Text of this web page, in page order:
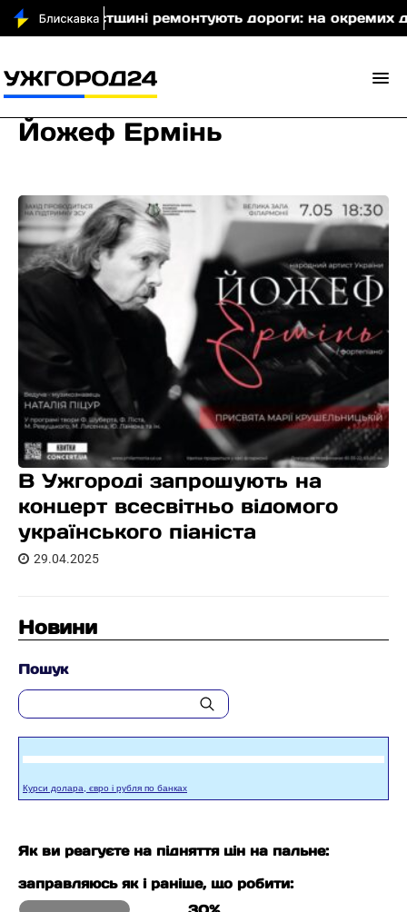
На Хустщині ремонтують дороги: на окремих
Йожеф Ермінь
В Ужгороді запрошують на
концерт всесвітньо відомого
українського піаніста
29.04.2025
Новини
Пошук
Курси долара, євро і рубля по банках
Як ви реагуєте на підняття цін на пальне:
заправляюсь як і раніше, що робити: